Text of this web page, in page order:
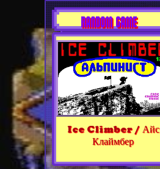
RANDOM GAME
Ice Climber / Айс
Клаймбер